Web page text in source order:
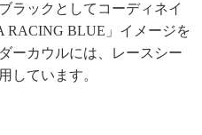
ラックとしてコーディネイ
RACING BLUE」イメージを
ーカウルには、レースシー
しています。